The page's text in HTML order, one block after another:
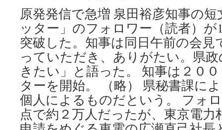
原発発信で急増 泉田裕彦知事の
ッター」のフォロワー（読者）
突破した。知事は同日午前の会見
っていただき、ありがたい。県
きたい」と語った。 知事は２０
ターを開始。 （略） 県秘書課に
個人によるものだという。 フォ
点で約２万人だったが、東京電力